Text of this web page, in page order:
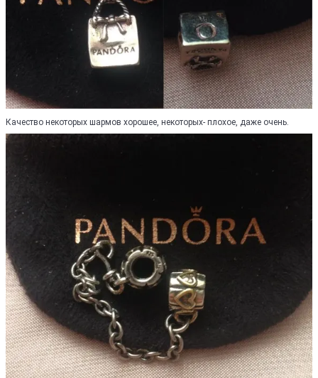
Качество некоторых шармов хорошее, некоторых- плохое, даже очень.